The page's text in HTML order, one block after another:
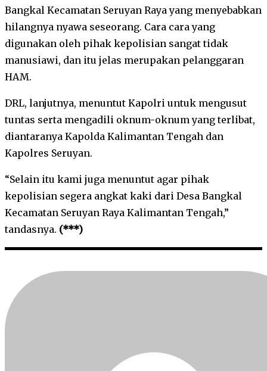
Bangkal Kecamatan Seruyan Raya yang menyebabkan
hilangnya nyawa seseorang. Cara cara yang
digunakan oleh pihak kepolisian sangat tidak
manusiawi, dan itu jelas merupakan pelanggaran
HAM.
DRL, lanjutnya, menuntut Kapolri untuk mengusut
tuntas serta mengadili oknum-oknum yang terlibat,
diantaranya Kapolda Kalimantan Tengah dan
Kapolres Seruyan.
“Selain itu kami juga menuntut agar pihak
kepolisian segera angkat kaki dari Desa Bangkal
Kecamatan Seruyan Raya Kalimantan Tengah,”
tandasnya. (***)